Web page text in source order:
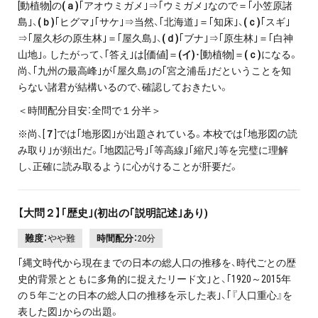
[動植物]の(ａ) ｢アオウミガメ｣⇒｢ウミガメ｣なので＝｢小笠原諸
島｣、 (ｂ) ｢ヒグマ｣｢サケ｣⇒当然、｢北海道｣＝｢知床｣、 (ｃ) ｢スギ｣
⇒｢屋久杉の原生林｣＝｢屋久島｣、 (ｄ) ｢ブナ｣⇒｢原生林｣＝｢白神
山地｣。したがって、｢答え｣は[価値]＝ (イ)･[動植物]＝ (ｃ)になる。
尚、｢九州の最高峰｣が｢屋久島｣の｢宮之浦岳｣だということを知
らない諸君が結構いるので、確認しておきたい。
＜時間配分目安：全問で１分半＞
※尚、[７]では｢地形図｣が出題されている。本校では｢地形図の読
み取り｣が頻出だ。｢地図記号｣｢等高線｣｢縮尺｣等を完璧に理解
し、正確に読み取るように心がけることが肝要だ。
【大問２】｢歴史｣(初出の｢説明記述｣あり)
難度：やや難 時間配分：20分
｢縄文時代から現在までの日本の総人口の推移を、時代ごとの歴
史的背景とともに多角的に捉えたリード文｣と、｢1920～2015年
の５年ごとの日本の総人口の推移を示した表｣、｢『人口重心』を
表した図｣からの出題。